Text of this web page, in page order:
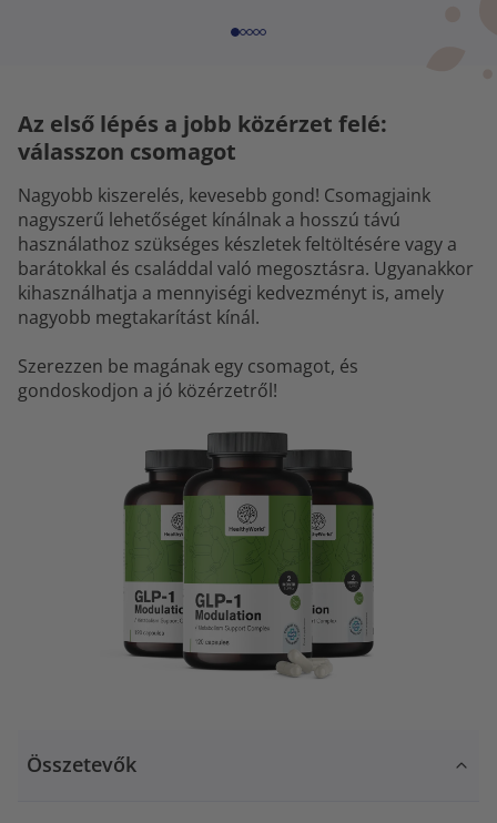
Az első lépés a jobb közérzet felé:
válasszon csomagot
Nagyobb kiszerelés, kevesebb gond! Csomagjaink
nagyszerű lehetőséget kínálnak a hosszú távú
használathoz szükséges készletek feltöltésére vagy a
barátokkal és családdal való megosztásra. Ugyanakkor
kihasználhatja a mennyiségi kedvezményt is, amely
nagyobb megtakarítást kínál.
Szerezzen be magának egy csomagot, és
gondoskodjon a jó közérzetről!
Összetevők